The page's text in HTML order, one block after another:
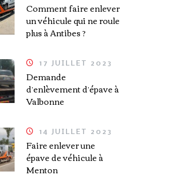
Comment faire enlever
un véhicule qui ne roule
plus à Antibes ?
17 JUILLET 2023
Demande
d’enlèvement d’épave à
Valbonne
14 JUILLET 2023
Faire enlever une
épave de véhicule à
Menton